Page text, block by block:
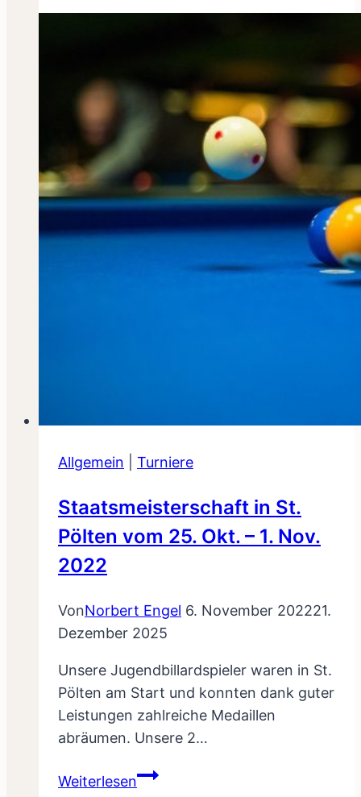
Allgemein Turniere
Staatsmeisterschaft in St.
Pölten vom 25. Okt. – 1. Nov.
2022
VonNorbert Engel 6. November 202221.
Dezember 2025
Unsere Jugendbillardspieler waren in St.
Pölten am Start und konnten dank guter
Leistungen zahlreiche Medaillen
abräumen. Unsere 2…
WeiterlesenStaatsmeisterschaft